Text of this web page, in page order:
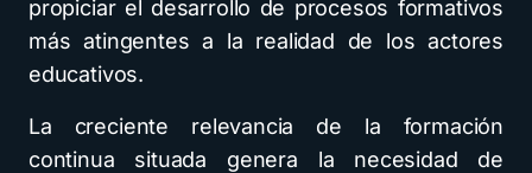
propiciar el desarrollo de procesos formativos
más atingentes a la realidad de los actores
educativos.
La creciente relevancia de la formación
continua situada genera la necesidad de